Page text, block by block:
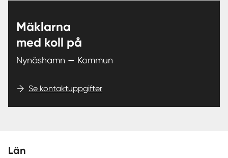
Mäklarna
med koll på
Nynäshamn — Kommun
Se kontaktuppgifter
Län